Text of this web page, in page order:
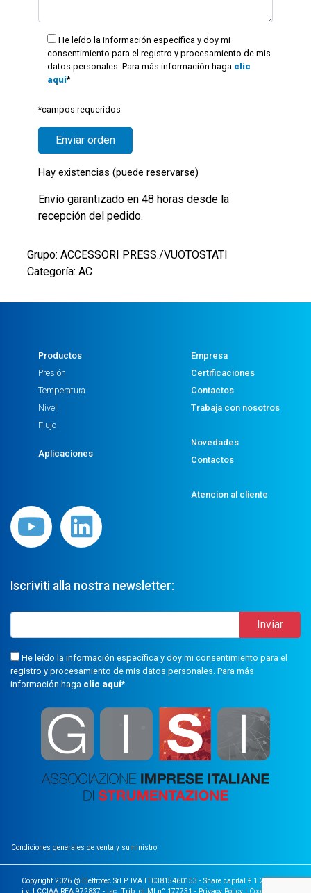
He leído la información específica y doy mi
consentimiento para el registro y procesamiento de mis
datos personales. Para más información haga clic
aquí*
*campos requeridos
Hay existencias (puede reservarse)
Envío garantizado en 48 horas desde la
recepción del pedido.
Grupo: ACCESSORI PRESS./VUOTOSTATI
Categoría: AC
Productos
Presión
Temperatura
Nivel
Flujo
Aplicaciones
Empresa
Certificaciones
Contactos
Trabaja con nosotros
Novedades
Contactos
Atencion al cliente
Iscriviti alla nostra newsletter:
He leído la información específica y doy mi consentimiento para el
registro y procesamiento de mis datos personales. Para más
información haga clic aquí*
Condiciones generales de venta y suministro
Copyright 2026 @ Elettrotec Srl P. IVA IT03815460153 - Share capital € 1.200.000